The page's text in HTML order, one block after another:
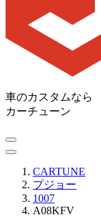
車のカスタムなら
カーチューン
CARTUNE
プジョー
1007
A08KFV